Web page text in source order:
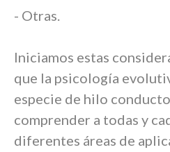
- Otras.
Iniciamos estas
que la psicología
especie de hilo
comprender a todas y
diferentes áreas de